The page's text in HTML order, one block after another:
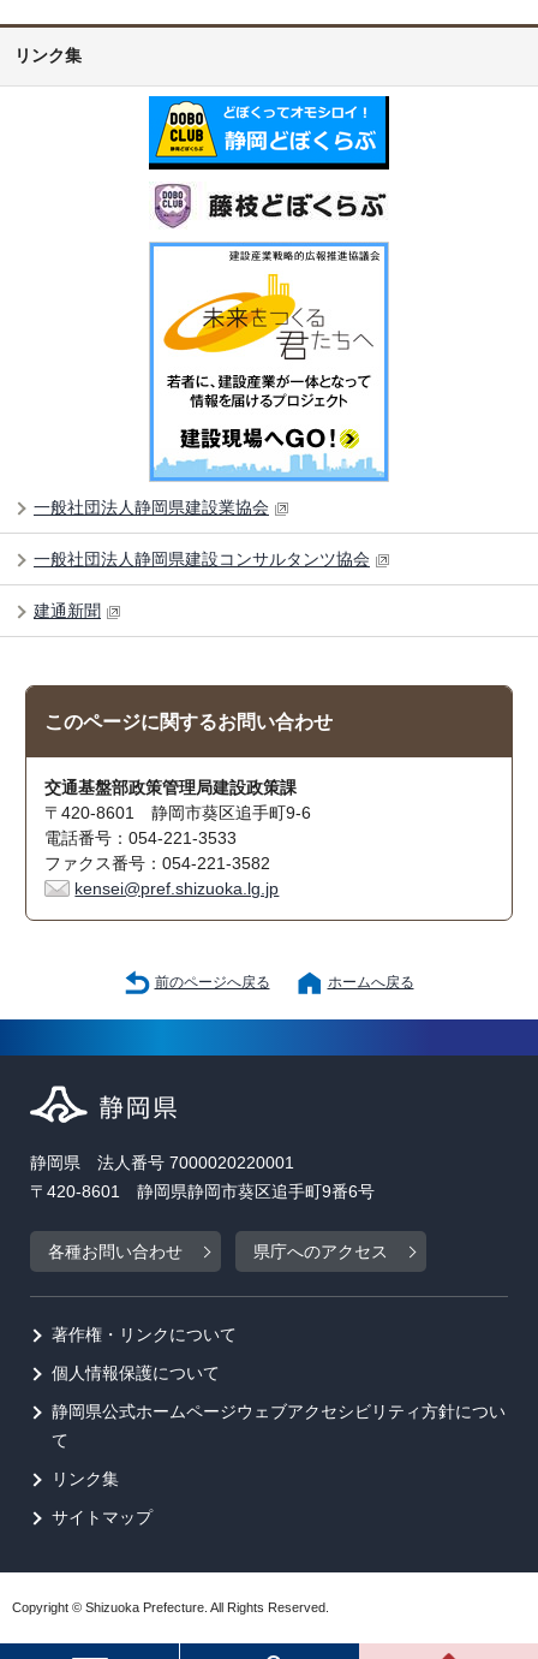
リンク集
一般社団法人静岡県建設業協会
一般社団法人静岡県建設コンサルタンツ協会
建通新聞
このページに関するお問い合わせ
交通基盤部政策管理局建設政策課
〒420-8601 静岡市葵区追手町9-6
電話番号：054-221-3533
ファクス番号：054-221-3582
kensei@pref.shizuoka.lg.jp
前のページへ戻る ホームへ戻る
静岡県 法人番号 7000020220001
〒420-8601 静岡県静岡市葵区追手町9番6号
各種お問い合わせ 県庁へのアクセス
著作権・リンクについて
個人情報保護について
静岡県公式ホームページウェブアクセシビリティ方針につい
て
リンク集
サイトマップ
Copyright © Shizuoka Prefecture. All Rights Reserved.